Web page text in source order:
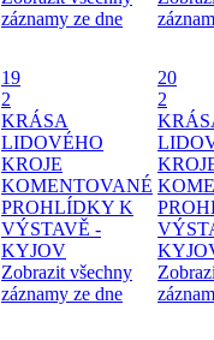
záznamy ze dne
19
2
KRÁSA
LIDOVÉHO
KROJE
KOMENTOVANÉ
PROHLÍDKY K
VÝSTAVĚ -
KYJOV
Zobrazit všechny
záznamy ze dne
20
2